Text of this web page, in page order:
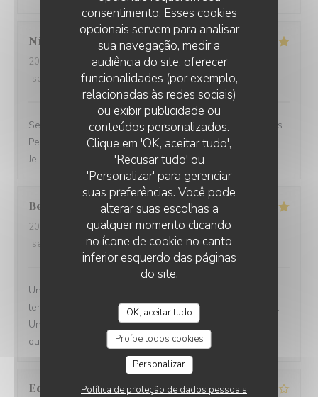
consentimento. Esses cookies
opcionais servem para analisar
sua navegação, medir a
audiência do site, oferecer
funcionalidades (por exemplo,
relacionadas às redes sociais)
ou exibir publicidade ou
conteúdos personalizados.
Clique em 'OK, aceitar tudo',
'Recusar tudo' ou
'Personalizar' para gerenciar
suas preferências. Você pode
alterar suas escolhas a
qualquer momento clicando
no ícone de cookie no canto
inferior esquerdo das páginas
do site.
OK, aceitar tudo
Proíbe todos cookies
Personalizar
Política de proteção de dados pessoais
Nicolas
2026-06-23
- 12:45 - guests 2
service
/5 ambience:5/5 menu: 5/5 quality_price
Service rapide pour une pause déjeuner entre collègues.
Personnel agréable et efficace. Le plat du jour était bon.
Je recommande cet établissement
Bernard
2026-06-17
- 18:30 - guests 5
service
ambience: 4/5 menu: 5 /5 quality_price
Une équipe très à l'écoute, souriante et efficace... Une
terrasse où il fait bon vivre et une salle climatisée aussi.
Une carte de bières très variée et une restauration de
qualité !
Edwin